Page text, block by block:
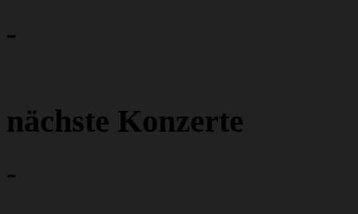
-
nächste Konzerte
-